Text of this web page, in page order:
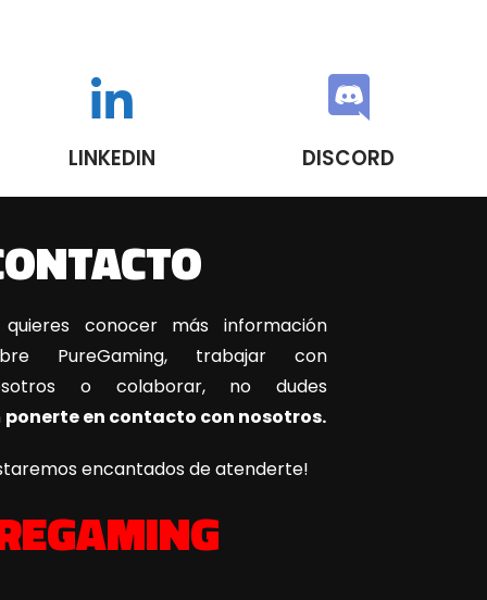
LINKEDIN DISCORD
quieres conocer más información
PureGaming, trabajar con
o colaborar, no dudes
ponerte en contacto con nosotros.
encantados de atenderte!